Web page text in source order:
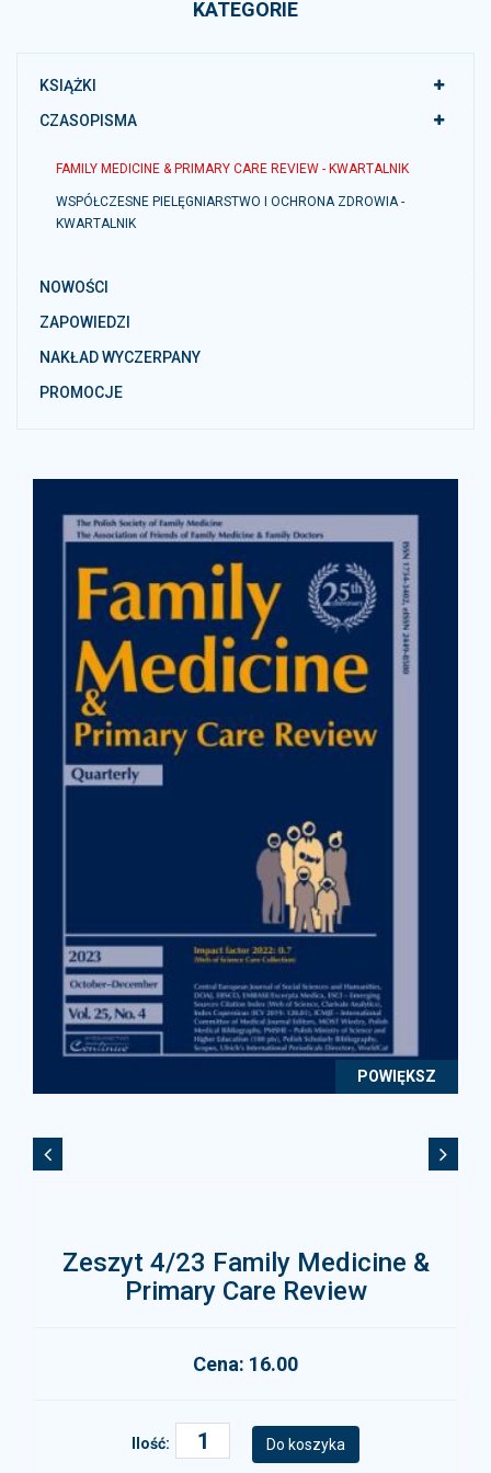
KATEGORIE
KSIĄŻKI
CZASOPISMA
FAMILY MEDICINE & PRIMARY CARE REVIEW - KWARTALNIK
WSPÓŁCZESNE PIELĘGNIARSTWO I OCHRONA ZDROWIA -
KWARTALNIK
NOWOŚCI
ZAPOWIEDZI
NAKŁAD WYCZERPANY
PROMOCJE
POWIĘKSZ
Zeszyt 4/23 Family Medicine &
Primary Care Review
Cena: 16.00
Ilość: